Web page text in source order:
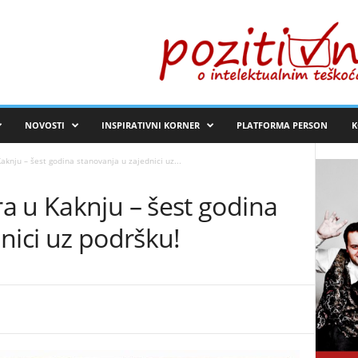
NOVOSTI INSPIRATIVNI KORNER PLATFORMA PERSON
– šest godina stanovanja u zajednici uz...
u Kaknju – šest godina
uz podršku!